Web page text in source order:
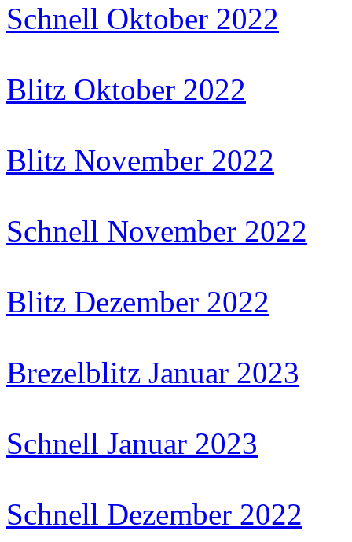
Schnell Oktober 2022
Blitz Oktober 2022
Blitz November 2022
Schnell November 2022
Blitz Dezember 2022
Brezelblitz Januar 2023
Schnell Januar 2023
Schnell Dezember 2022